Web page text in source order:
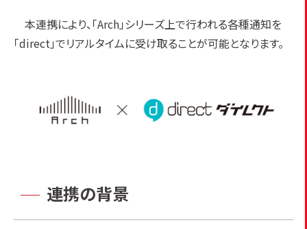
本連携により、「Arch」シリーズ上で行われる各種通知を
「direct」でリアルタイムに受け取ることが可能となります。
連携の背景